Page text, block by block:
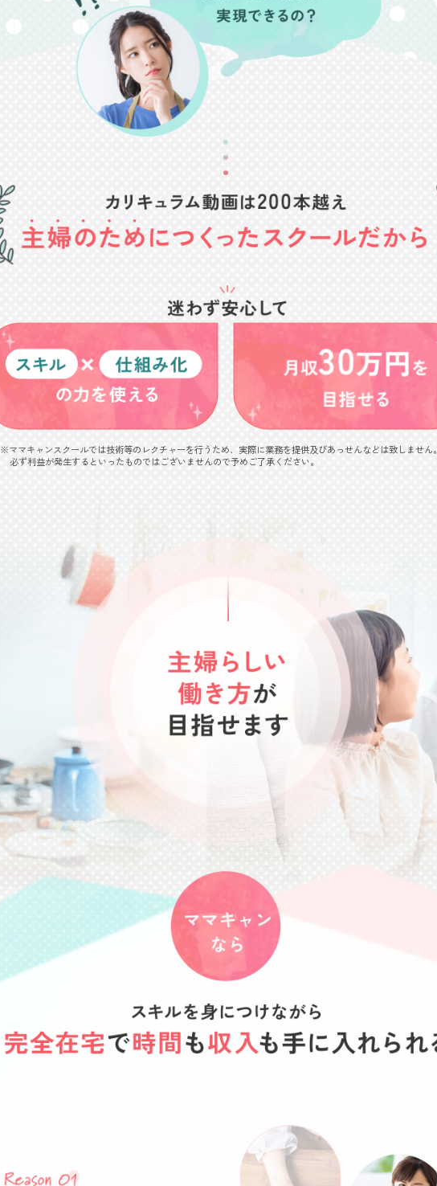
※ママキャンスクールでは技術等のレクチャーを行うため、実際に業務を提供及びあっせんなどは致しません。
必ず利益が発生するといったものではございませんので予めご了承ください。